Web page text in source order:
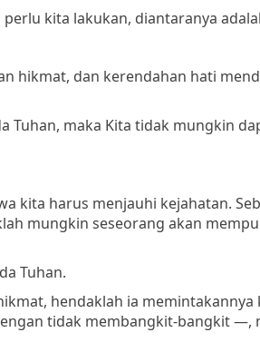
kita lakukan, diantaranya
hikmat, dan kerendahan hati
Tuhan, maka Kita tidak mungkin
kita harus menjauhi kejahatan.
mungkin seseorang akan
Tuhan.
hendaklah ia
tidak membangkit-bangkit —,